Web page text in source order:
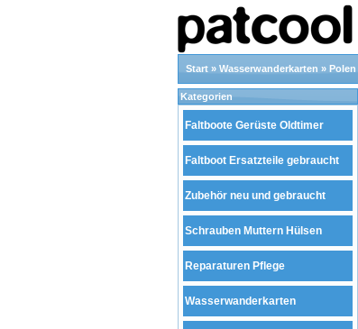
Start » Wasserwanderkarten » Polen
Kategorien
Faltboote Gerüste Oldtimer
Faltboot Ersatzteile gebraucht
Zubehör neu und gebraucht
Schrauben Muttern Hülsen
Reparaturen Pflege
Wasserwanderkarten